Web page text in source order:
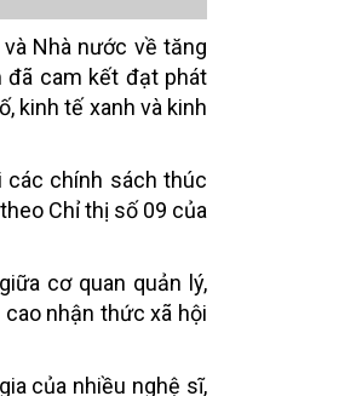
Nhà nước về tăng
đã cam kết đạt phát
kinh tế xanh và kinh
các chính sách thúc
Chỉ thị số 09 của
cơ quan quản lý,
nhận thức xã hội
của nhiều nghệ sĩ,